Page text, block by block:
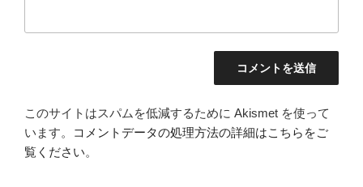
このサイトはスパムを低減するために Akismet を使って
います。
コメントデータの処理方法の詳細はこちらをご
覧ください。